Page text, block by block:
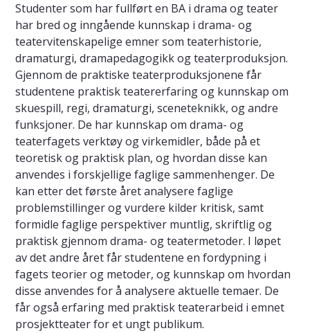
Studenter som har fullført en BA i drama og teater
har bred og inngående kunnskap i drama- og
teatervitenskapelige emner som teaterhistorie,
dramaturgi, dramapedagogikk og teaterproduksjon.
Gjennom de praktiske teaterproduksjonene får
studentene praktisk teatererfaring og kunnskap om
skuespill, regi, dramaturgi, sceneteknikk, og andre
funksjoner. De har kunnskap om drama- og
teaterfagets verktøy og virkemidler, både på et
teoretisk og praktisk plan, og hvordan disse kan
anvendes i forskjellige faglige sammenhenger. De
kan etter det første året analysere faglige
problemstillinger og vurdere kilder kritisk, samt
formidle faglige perspektiver muntlig, skriftlig og
praktisk gjennom drama- og teatermetoder. I løpet
av det andre året får studentene en fordypning i
fagets teorier og metoder, og kunnskap om hvordan
disse anvendes for å analysere aktuelle temaer. De
får også erfaring med praktisk teaterarbeid i emnet
prosjektteater for et ungt publikum.